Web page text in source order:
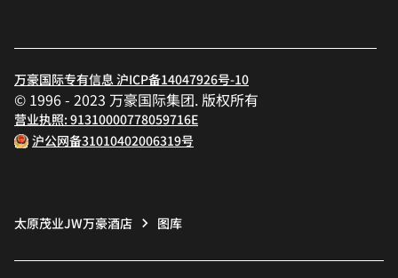
万豪国际专有信息 沪ICP备14047926号-10
© 1996 - 2023 万豪国际集团. 版权所有
营业执照: 91310000778059716E
沪公网备31010402006319号
太原茂业JW万豪酒店 图库